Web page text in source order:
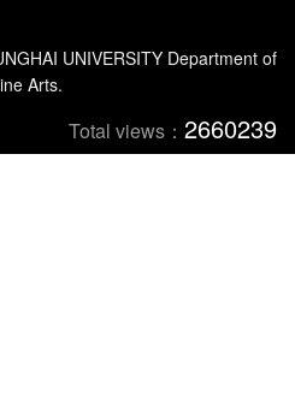
UNIVERSITY Department of
Arts.
Total views： 2660239